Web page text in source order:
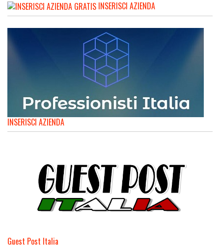
INSERISCI AZIENDA
INSERISCI AZIENDA
Guest Post Italia